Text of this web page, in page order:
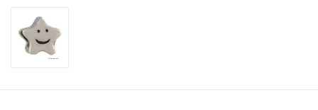
LIFESTYLE PRODUCTEN